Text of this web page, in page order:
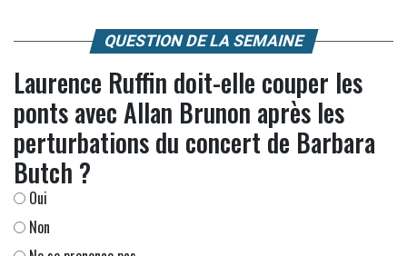
QUESTION DE LA SEMAINE
Laurence Ruffin doit-elle couper les
ponts avec Allan Brunon après les
perturbations du concert de Barbara
Butch ?
Oui
Non